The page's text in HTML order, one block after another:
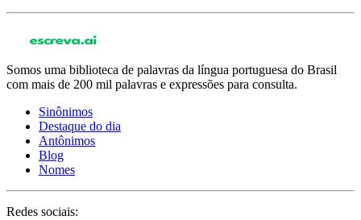
Somos uma biblioteca de palavras da língua portuguesa do Brasil
com mais de 200 mil palavras e expressões para consulta.
Sinônimos
Destaque do dia
Antônimos
Blog
Nomes
Redes sociais: